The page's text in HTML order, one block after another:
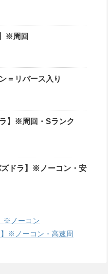
※周回
＝リバース入り
】※周回・Sランク
ドラ】※ノーコン・安
※ノーコン
※ノーコン・高速周